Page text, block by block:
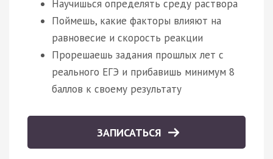
Научишься определять среду раствора
Поймешь, какие факторы влияют на
равновесие и скорость реакции
Прорешаешь задания прошлых лет с
реального ЕГЭ и прибавишь минимум 8
баллов к своему результату
ЗАПИСАТЬСЯ